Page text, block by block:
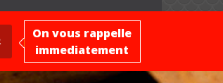
On vous rappelle
immediatement